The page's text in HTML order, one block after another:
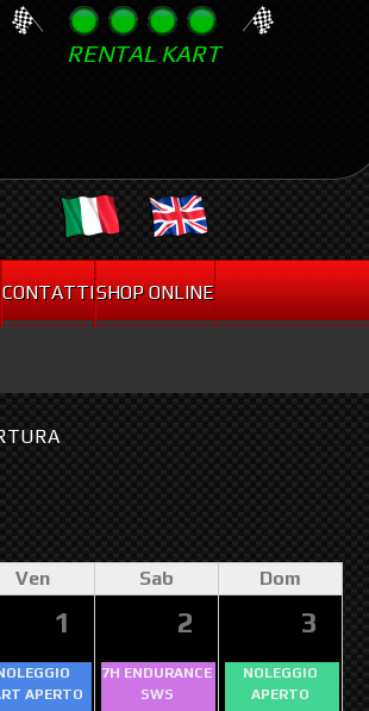
Skip
RENTAL KART
CONTATTISHOP ONLINE
Ven Sab Dom
1 2 3
APERTO
7H ENDURANCE
SWS
NOLEGGIO
APERTO